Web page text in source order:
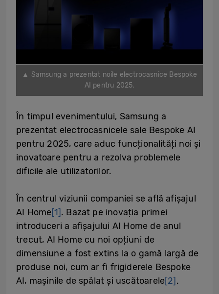
▲ Samsung a prezentat noile electrocasnice Bespoke
AI pentru 2025.
În timpul evenimentului, Samsung a
prezentat electrocasnicele sale Bespoke AI
pentru 2025, care aduc funcționalități noi și
inovatoare pentru a rezolva problemele
dificile ale utilizatorilor.
În centrul viziunii companiei se află afișajul
AI Home[1]. Bazat pe inovația primei
introduceri a afișajului AI Home de anul
trecut, AI Home cu noi opțiuni de
dimensiune a fost extins la o gamă largă de
produse noi, cum ar fi frigiderele Bespoke
AI, mașinile de spălat și uscătoarele[2] .